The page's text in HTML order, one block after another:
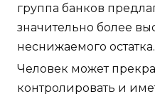
группа банков
значительно более
неснижаемого остатка.
Человек может
контролировать и